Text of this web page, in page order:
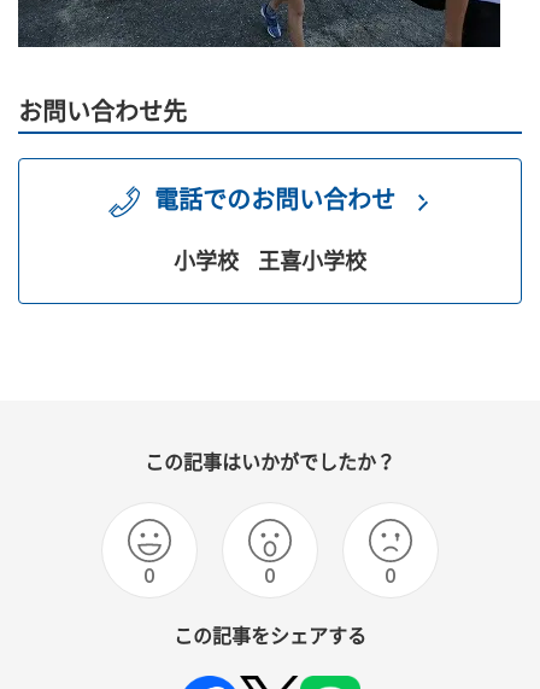
お問い合わせ先
電話でのお問い合わせ
小学校 王喜小学校
この記事はいかがでしたか？
0 0 0
この記事をシェアする